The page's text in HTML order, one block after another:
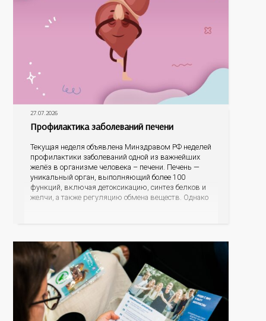
27.07.2026
Профилактика заболеваний печени
Текущая неделя объявлена Минздравом РФ неделей
профилактики заболеваний одной из важнейших
желёз в организме человека – печени. Печень —
уникальный орган, выполняющий более 100
функций, включая детоксикацию, синтез белков и
желчи, а также регуляцию обмена веществ. Однако